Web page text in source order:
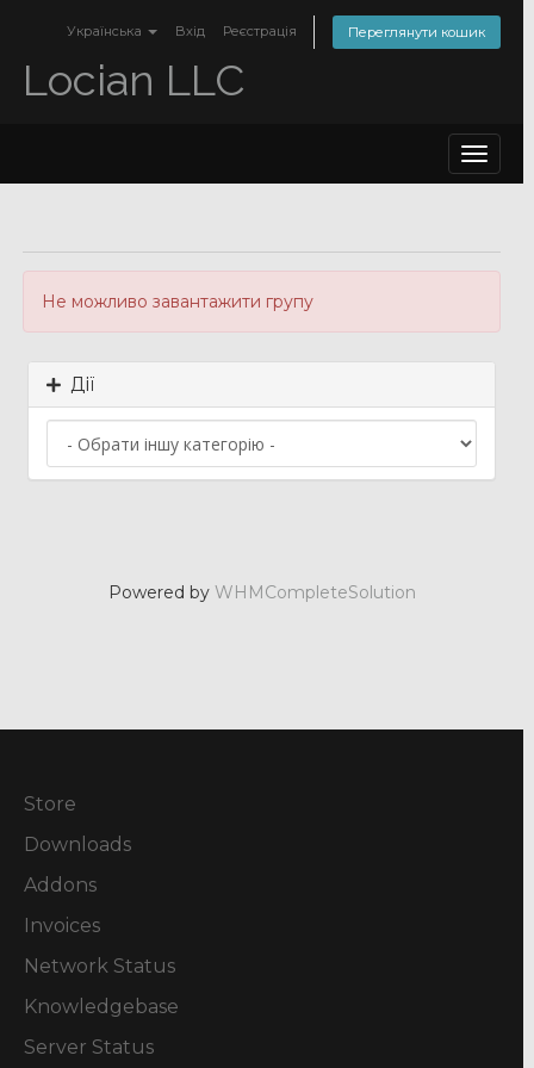
Українська Вхід Реєстрація Переглянути кошик
Locian LLC
Toggle
Не можливо завантажити групу
Дії
Powered by WHMCompleteSolution
Store
Downloads
Addons
Invoices
Network Status
Knowledgebase
Server Status